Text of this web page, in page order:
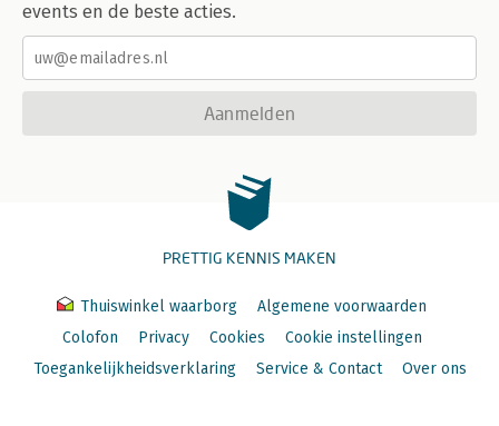
events en de beste acties.
Aanmelden
PRETTIG KENNIS MAKEN
Thuiswinkel waarborg
Algemene voorwaarden
Colofon
Privacy Cookies
Cookie instellingen
Toegankelijkheidsverklaring
Service & Contact Over ons